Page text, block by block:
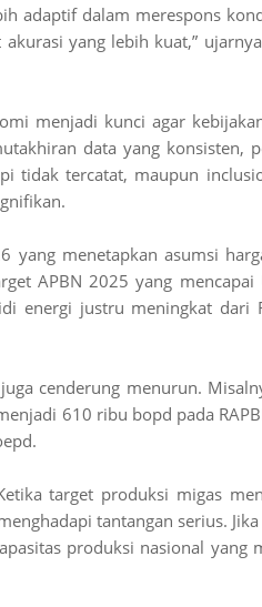
adaptif dalam merespons
yang lebih kuat,”
menjadi kunci agar
data yang konsisten,
tidak tercatat, maupun
menetapkan asumsi
APBN 2025 yang
energi justru meningkat dari
cenderung menurun.
610 ribu bopd pada
target produksi migas
tantangan serius.
produksi nasional yang